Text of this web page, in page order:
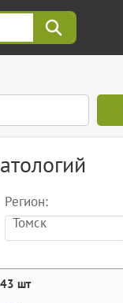
Регион:
Томск
шт